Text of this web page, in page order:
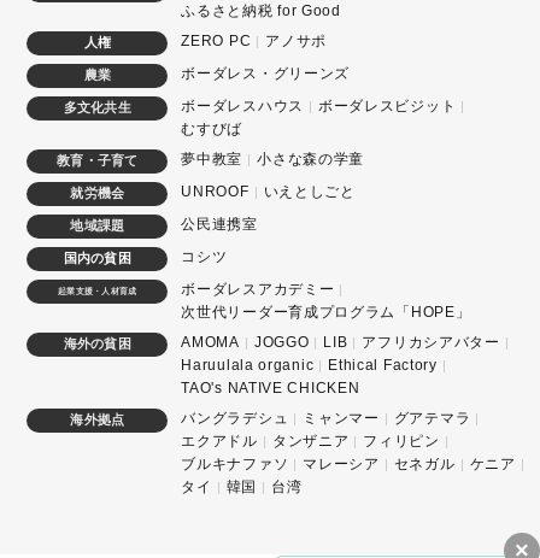
×
ふるさと納税 for Good
人権 ZERO PC アノサポ
農業 ボーダレス・グリーンズ
多文化共生 ボーダレスハウス
ボーダレスビジット
むすびば
教育・子育て 夢中教室 小さな森の学童
就労機会 UNROOF いえとしごと
地域課題 公民連携室
国内の貧困 コシツ
起業支援・人材育成
ボーダレスアカデミー
次世代リーダー育成プログラム「HOPE」
海外の貧困 AMOMA JOGGO LIB
アフリカシアバター
Haruulala organic
Ethical Factory
TAO's NATIVE CHICKEN
海外拠点 バングラデシュ ミャンマー
グアテマラ
エクアドル
タンザニア
フィリピン
ブルキナファソ
マレーシア セネガル
ケニア
タイ
韓国 台湾